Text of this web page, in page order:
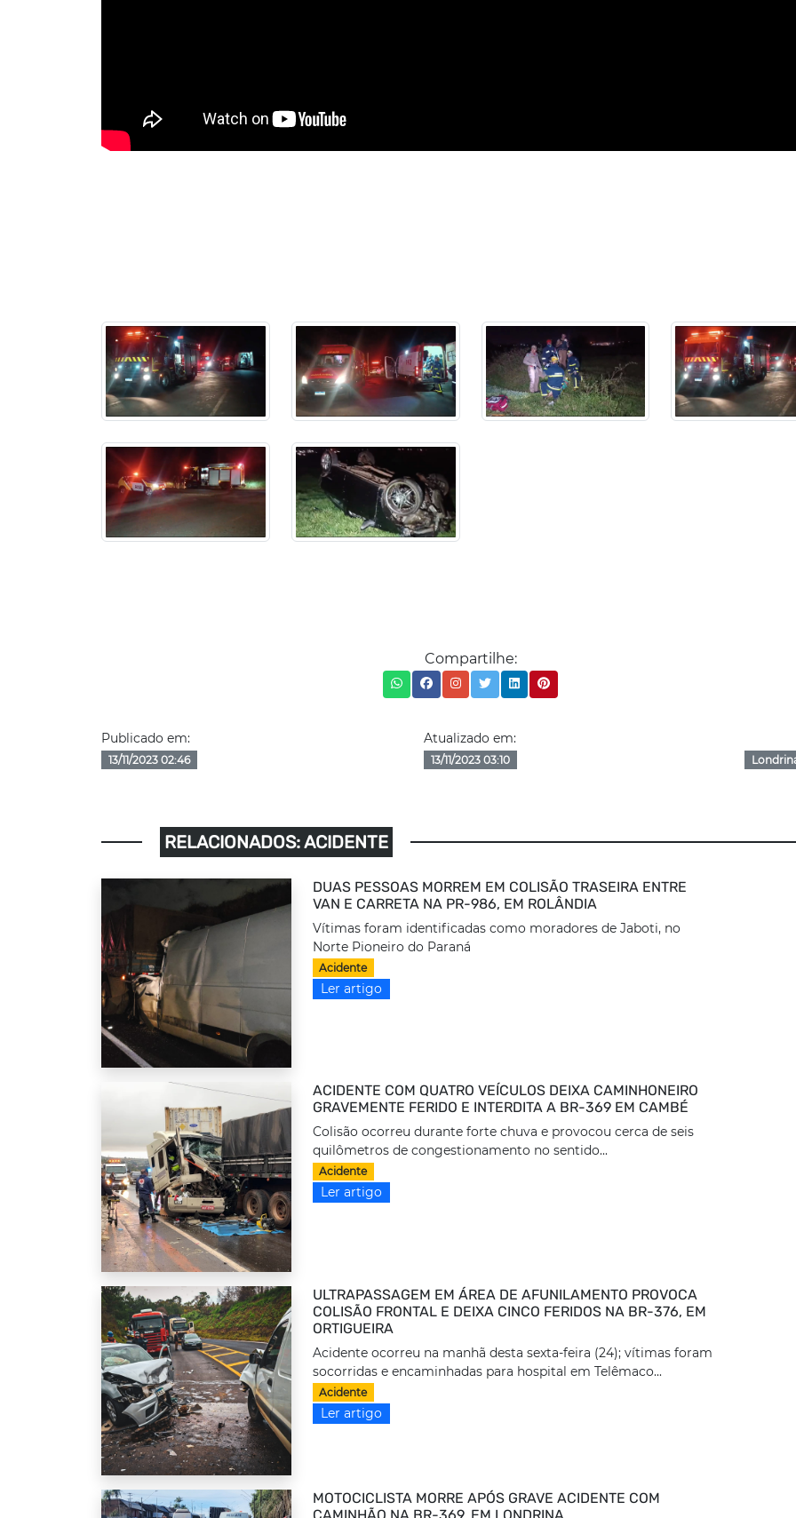
Compartilhe:
Publicado em:
13/11/2023 02:46
Atualizado em:
13/11/2023 03:10
RELACIONADOS: ACIDENTE
DUAS PESSOAS MORREM EM COLISÃO TRASEIRA ENTRE
VAN E CARRETA NA PR-986, EM ROLÂNDIA
Vítimas foram identificadas como moradores de Jaboti, no
Norte Pioneiro do Paraná
Acidente
Ler artigo
ACIDENTE COM QUATRO VEÍCULOS DEIXA CAMINHONEIRO
GRAVEMENTE FERIDO E INTERDITA A BR-369 EM CAMBÉ
Colisão ocorreu durante forte chuva e provocou cerca de seis
quilômetros de congestionamento no sentido...
Acidente
Ler artigo
ULTRAPASSAGEM EM ÁREA DE AFUNILAMENTO PROVOCA
COLISÃO FRONTAL E DEIXA CINCO FERIDOS NA BR-376, EM
ORTIGUEIRA
Acidente ocorreu na manhã desta sexta-feira (24); vítimas foram
socorridas e encaminhadas para hospital em Telêmaco...
Acidente
Ler artigo
MOTOCICLISTA MORRE APÓS GRAVE ACIDENTE COM